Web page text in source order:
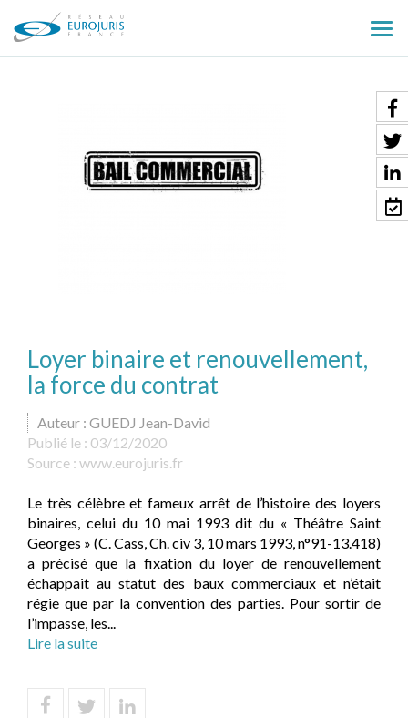
le
Loyer binaire et renouvellement,
la force du contrat
Auteur : GUEDJ Jean-David
Publié le : 03/12/2020
Source : www.eurojuris.fr
Le très célèbre et fameux arrêt de l’histoire des loyers
binaires, celui du 10 mai 1993 dit du « Théâtre Saint
Georges » (C. Cass, Ch. civ 3, 10 mars 1993, n°91-13.418)
a précisé que la fixation du loyer de renouvellement
échappait au statut des baux commerciaux et n’était
régie que par la convention des parties. Pour sortir de
l’impasse, les...
Lire la suite